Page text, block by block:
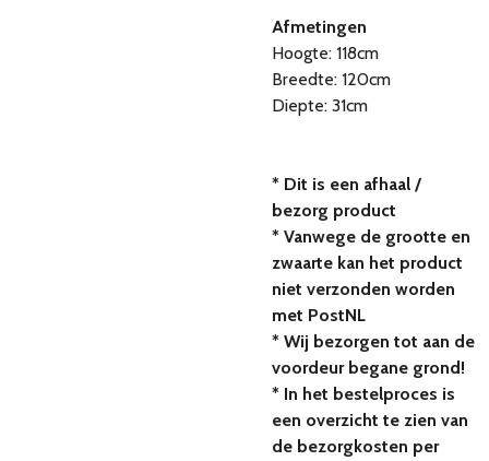
Afmetingen
Hoogte: 118cm
Breedte: 120cm
Diepte: 31cm
* Dit is een afhaal /
bezorg product
* Vanwege de grootte en
zwaarte kan het product
niet verzonden worden
met PostNL
* Wij bezorgen tot aan de
voordeur begane grond!
* In het bestelproces is
een overzicht te zien van
de bezorgkosten per